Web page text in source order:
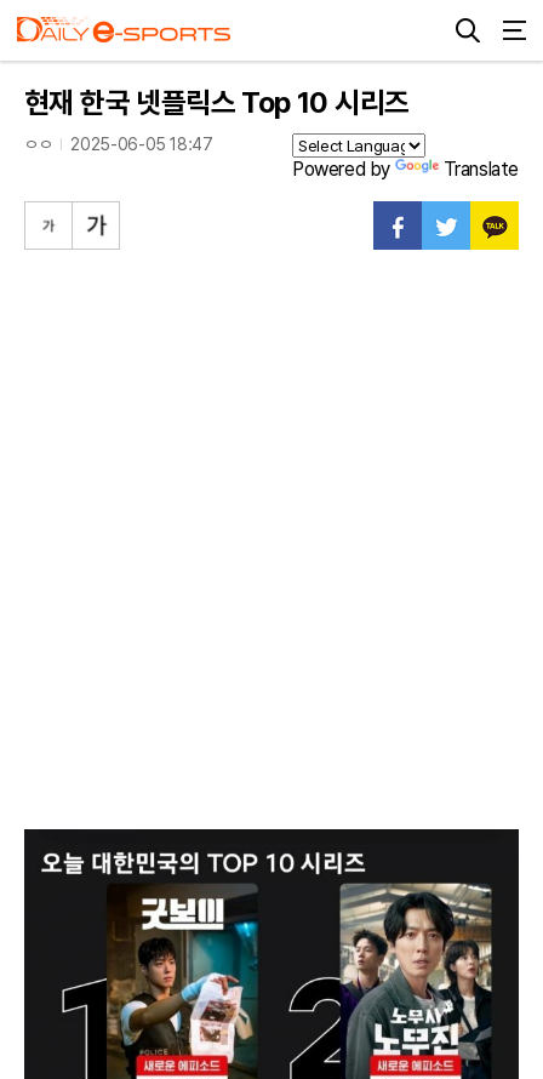
현재 한국 넷플릭스 Top 10 시리즈
ㅇㅇ 2025-06-05 18:47
Powered by Translate